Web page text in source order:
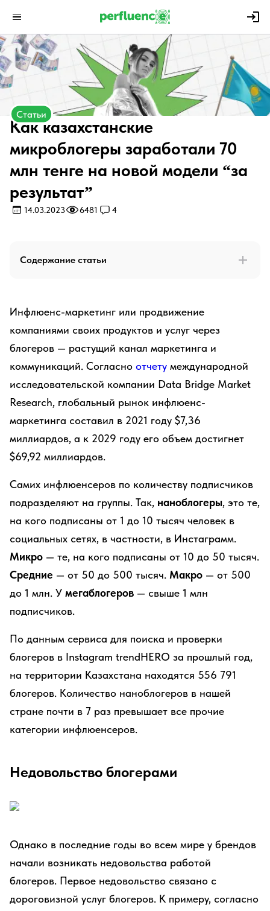
Статьи
Как казахстанские
микроблогеры заработали 70
млн тенге на новой модели “за
результат”
14.03.2023 6481 4
Содержание статьи
Инфлюенс-маркетинг или продвижение
компаниями своих продуктов и услуг через
блогеров — растущий канал маркетинга и
коммуникаций. Согласно отчету международной
исследовательской компании Data Bridge Market
Research, глобальный рынок инфлюенс-
маркетинга составил в 2021 году $7,36
миллиардов, а к 2029 году его объем достигнет
$69,92 миллиардов.
Самих инфлюенсеров по количеству подписчиков
подразделяют на группы. Так, наноблогеры, это те,
на кого подписаны от 1 до 10 тысяч человек в
социальных сетях, в частности, в Инстаграмм.
Микро — те, на кого подписаны от 10 до 50 тысяч.
Средние — от 50 до 500 тысяч. Макро — от 500
до 1 млн. У мегаблогеров — свыше 1 млн
подписчиков.
По данным сервиса для поиска и проверки
блогеров в Instagram trendHERO за прошлый год,
на территории Казахстана находятся 556 791
блогеров. Количество наноблогеров в нашей
стране почти в 7 раз превышает все прочие
категории инфлюенсеров.
Недовольство блогерами
Однако в последние годы во всем мире у брендов
начали возникать недовольства работой
блогеров. Первое недовольство связано с
дороговизной услуг блогеров. К примеру, согласно